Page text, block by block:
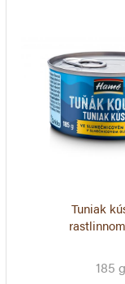
Tuniak
185 g